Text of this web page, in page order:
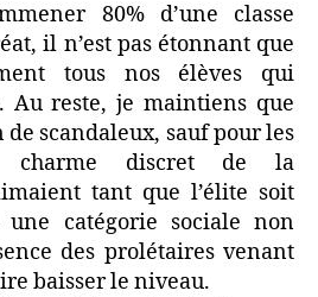
80% d’une classe
il n’est pas étonnant que
tous nos élèves qui
Au reste, je maintiens que
de scandaleux, sauf pour les
charme discret de la
tant que l’élite soit
une catégorie sociale non
des prolétaires venant
baisser le niveau.